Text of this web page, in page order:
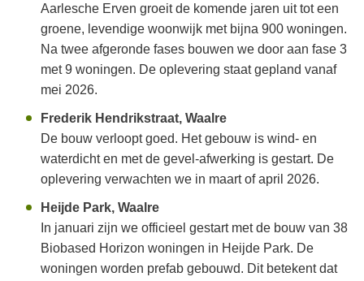
Aarlesche Erven groeit de komende jaren uit tot een
groene, levendige woonwijk met bijna 900 woningen.
Na twee afgeronde fases bouwen we door aan fase 3
met 9 woningen. De oplevering staat gepland vanaf
mei 2026.
Frederik Hendrikstraat, Waalre
De bouw verloopt goed. Het gebouw is wind- en
waterdicht en met de gevel-afwerking is gestart. De
oplevering verwachten we in maart of april 2026.
Heijde Park, Waalre
In januari zijn we officieel gestart met de bouw van 38
Biobased Horizon woningen in Heijde Park. De
woningen worden prefab gebouwd. Dit betekent dat